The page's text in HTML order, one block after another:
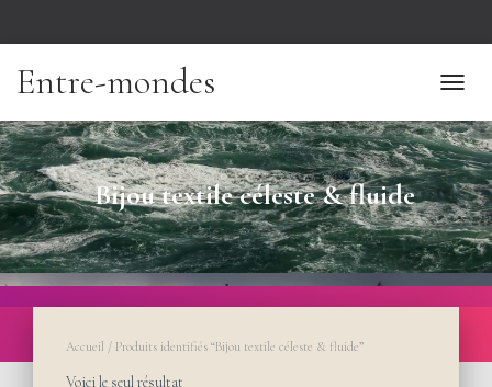
Entre-mondes
Bijou textile céleste & fluide
Accueil / Produits identifiés “Bijou textile céleste & fluide”
Voici le seul résultat